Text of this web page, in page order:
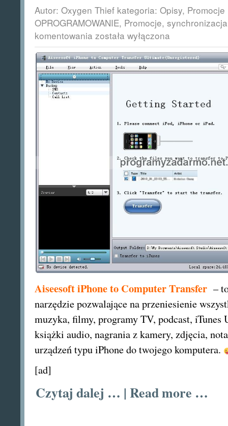
Autor: Oxygen Thief kategoria: Opisy, Promocje
OPROGRAMOWANIE, Promocje, synchronizacja
komentowania Aiseesoft
iPhone
to
Computer
Transfer
za
darmo
została wyłączona
Aiseesoft iPhone to Computer Transfer –
narzędzie pozwalające na przeniesienie
muzyka, filmy, programy TV, podcast, iTunes
książki audio, nagrania z kamery, zdjęcia,
urządzeń typu iPhone do twojego komputera.
[ad]
Czytaj dalej … | Read more …